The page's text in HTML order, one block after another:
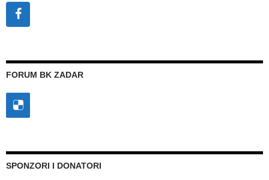
FORUM BK ZADAR
SPONZORI I DONATORI